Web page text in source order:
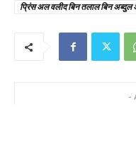
प्रिंस अल वलीद बिन तलाल बिन
-